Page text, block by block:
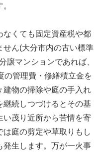
なくても固定資産税や都
ん(大分市内の古い標準
譲マンションであれば、
の管理費・修繕積立金を
建物の掃除や庭の手入れ
継続しつづけるとその基
い茂り近所から苦情を寄
庭の剪定や草取りもし
発生します。万が一火事